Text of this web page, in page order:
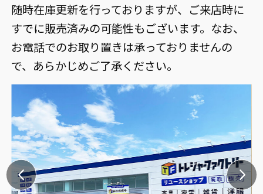
随時在庫更新を行っておりますが、ご来店時に
すでに販売済みの可能性もございます。なお、
お電話でのお取り置きは承っておりませんの
で、あらかじめご了承ください。